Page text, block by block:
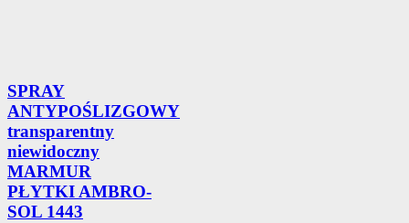
SPRAY
ANTYPOŚLIZGOWY
transparentny
niewidoczny
MARMUR
PŁYTKI AMBRO-
SOL 1443